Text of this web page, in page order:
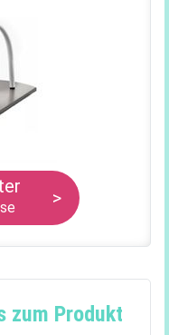
>
zum Produkt